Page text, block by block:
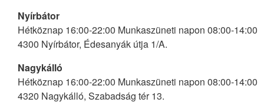
Nyírbátor
Hétköznap 16:00-22:00 Munkaszüneti napon 08:00-14:00
4300 Nyírbátor, Édesanyák útja 1/A.
Nagykálló
Hétköznap 16:00-22:00 Munkaszüneti napon 08:00-14:00
4320 Nagykálló, Szabadság tér 13.